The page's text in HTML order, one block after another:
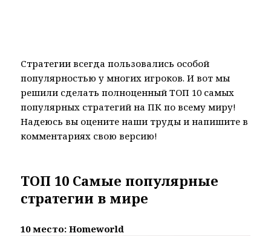
Стратегии всегда пользовались особой
популярностью у многих игроков. И вот мы
решили сделать полноценный ТОП 10 самых
популярных стратегий на ПК по всему миру!
Надеюсь вы оцените наши труды и напишите в
комментариях свою версию!
ТОП 10 Самые популярные
стратегии в мире
10 место: Homeworld